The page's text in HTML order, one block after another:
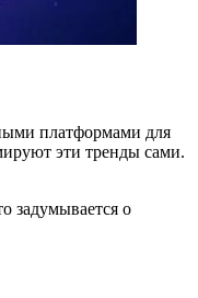
платформами для
эти тренды сами.
задумывается о